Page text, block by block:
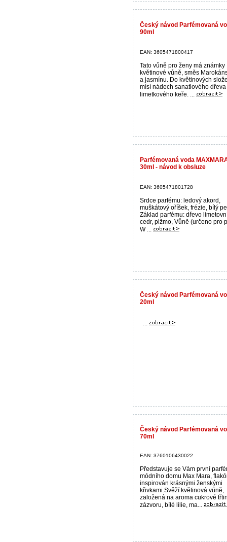
Český návod Parfémovaná
90ml
EAN: 3605471800417
Tato vůně pro ženy má známky
květinové vůně, směs
a jasmínu. Do květinových
mísí nádech sanatlového dřeva
limetkového keře. ...
Parfémovaná voda
30ml - návod k obsluze
EAN: 3605471801728
Srdce parfému: ledový akord,
muškátový oříšek, frézie, bílý
Základ parfému: dřevo
cedr, pižmo, Vůně (určeno pro
W ...
Český návod Parfémovaná
20ml
...
Český návod Parfémovaná
70ml
EAN: 3760106430022
Představuje se Vám první
módního domu Max Mara,
inspirován krásnými ženskými
křivkami.Svěží květinová vůně,
založená na aroma cukrové
zázvoru, bílé lilie, ma...